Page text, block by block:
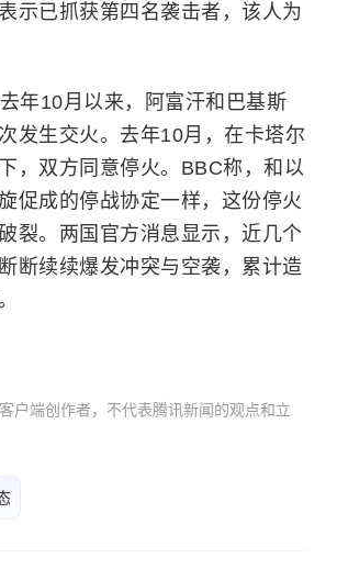
示已抓获第四名袭击者，该人为
年10月以来，阿富汗和巴基斯
发生交火。去年10月，在卡塔尔
，双方同意停火。BBC称，和以
促成的停战协定一样，这份停火
裂。两国官方消息显示，近几个
断续续爆发冲突与空袭，累计造
户端创作者，不代表腾讯新闻的观点和立